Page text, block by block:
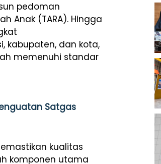
pedoman
Anak (TARA). Hingga
kabupaten, dan kota,
memenuhi standar
Satgas
kualitas
komponen utama